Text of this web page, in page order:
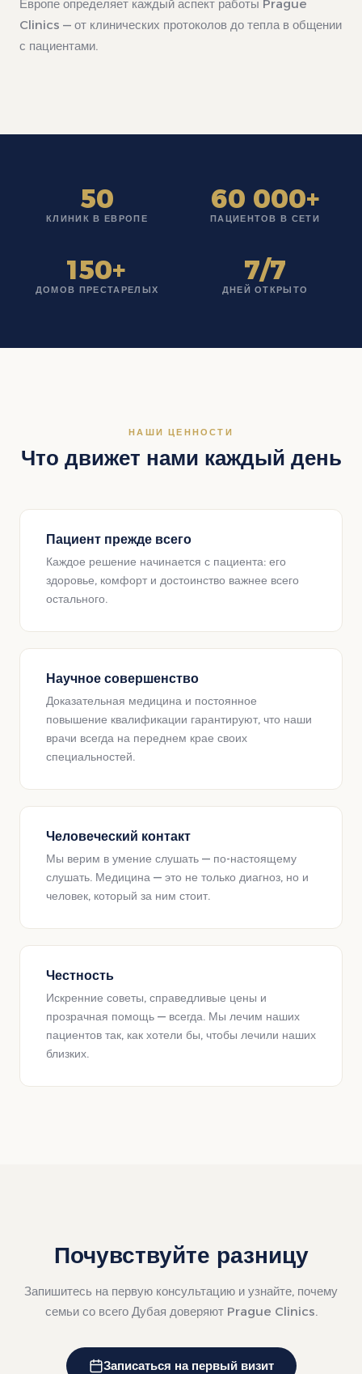
Европе определяет каждый аспект работы Prague
Clinics — от клинических протоколов до тепла в общении
с пациентами.
50
КЛИНИК В ЕВРОПЕ
60 000+
ПАЦИЕНТОВ В СЕТИ
150+
ДОМОВ ПРЕСТАРЕЛЫХ
7/7
ДНЕЙ ОТКРЫТО
НАШИ ЦЕННОСТИ
Что движет нами каждый день
Пациент прежде всего
Каждое решение начинается с пациента: его
здоровье, комфорт и достоинство важнее всего
остального.
Научное совершенство
Доказательная медицина и постоянное
повышение квалификации гарантируют, что наши
врачи всегда на переднем крае своих
специальностей.
Человеческий контакт
Мы верим в умение слушать — по-настоящему
слушать. Медицина — это не только диагноз, но и
человек, который за ним стоит.
Честность
Искренние советы, справедливые цены и
прозрачная помощь — всегда. Мы лечим наших
пациентов так, как хотели бы, чтобы лечили наших
близких.
Почувствуйте разницу
Запишитесь на первую консультацию и узнайте, почему
семьи со всего Дубая доверяют Prague Clinics.
Записаться на первый визит